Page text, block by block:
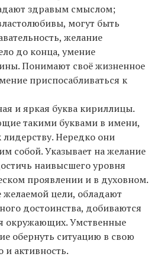
здравым смыслом;
могут быть
желание
до конца, умение
Понимают своё жизненное
приспосабливаться к
и яркая буква кириллицы.
такими буквами в имени,
лидерству. Нередко они
собой. Указывает на желание
наивысшего уровня
проявлении и в духовном.
цели, обладают
достоинства, добиваются
окружающих. Умственные
обернуть ситуацию в свою
и активность.